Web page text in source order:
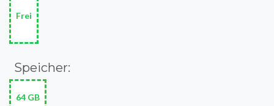
Frei
Speicher:
64 GB